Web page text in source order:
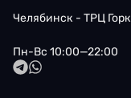
Челябинск - ТРЦ
Пн-Вс 10:00—22:00